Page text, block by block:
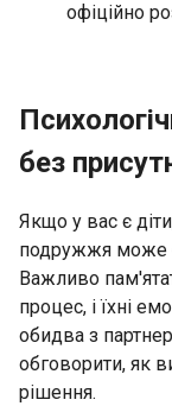
офіційно
без
Якщо у вас є
подружжя може
Важливо
процес, і їхні
обидва з
обговорити, як
рішення.